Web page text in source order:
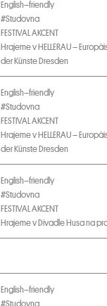
English–friendly
#Studovna
FESTIVAL AKCENT
Hrajeme v HELLERAU –
der Künste Dresden
English–friendly
#Studovna
FESTIVAL AKCENT
Hrajeme v HELLERAU –
der Künste Dresden
English–friendly
#Studovna
FESTIVAL AKCENT
Hrajeme v Divadle Husa na
English–friendly
#Studovna